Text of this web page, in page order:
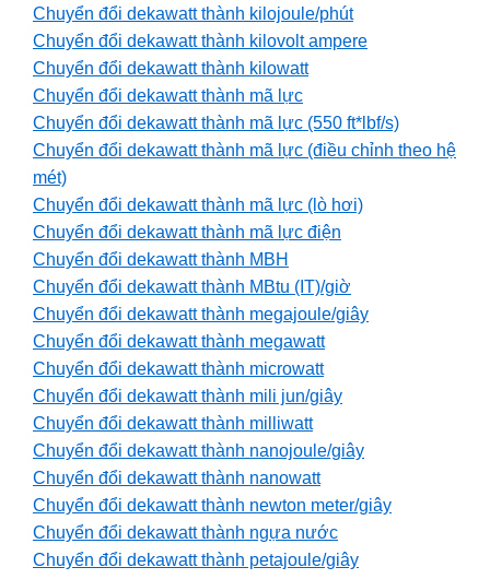
Chuyển đổi dekawatt thành kilojoule/phút
Chuyển đổi dekawatt thành kilovolt ampere
Chuyển đổi dekawatt thành kilowatt
Chuyển đổi dekawatt thành mã lực
Chuyển đổi dekawatt thành mã lực (550 ft*lbf/s)
Chuyển đổi dekawatt thành mã lực (điều chỉnh theo hệ
mét)
Chuyển đổi dekawatt thành mã lực (lò hơi)
Chuyển đổi dekawatt thành mã lực điện
Chuyển đổi dekawatt thành MBH
Chuyển đổi dekawatt thành MBtu (IT)/giờ
Chuyển đổi dekawatt thành megajoule/giây
Chuyển đổi dekawatt thành megawatt
Chuyển đổi dekawatt thành microwatt
Chuyển đổi dekawatt thành mili jun/giây
Chuyển đổi dekawatt thành milliwatt
Chuyển đổi dekawatt thành nanojoule/giây
Chuyển đổi dekawatt thành nanowatt
Chuyển đổi dekawatt thành newton meter/giây
Chuyển đổi dekawatt thành ngựa nước
Chuyển đổi dekawatt thành petajoule/giây